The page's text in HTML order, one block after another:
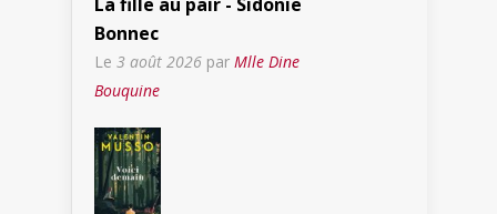
Bonnec
Le 3 août 2026 par Mlle Dine
Bouquine